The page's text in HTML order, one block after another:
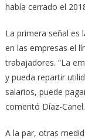
había cerrado el
La primera señal es
en las empresas el
trabajadores. “La
y pueda repartir
salarios, puede
comentó Díaz-Canel.
A la par, otras